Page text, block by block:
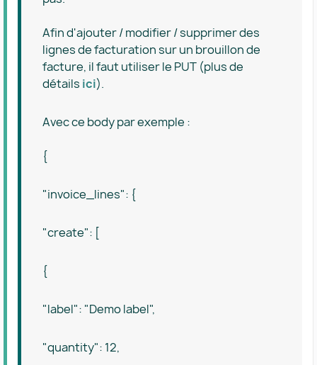
Afin d'ajouter / modifier / supprimer des
lignes de facturation sur un brouillon de
facture, il faut utiliser le PUT (plus de
détails ici).
Avec ce body par exemple :
{
"invoice_lines": {
"create": [
{
"label": "Demo label",
"quantity": 12,